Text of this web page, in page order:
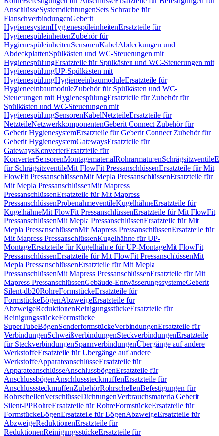
AnschlüsseSystemdichtungenSets Schraube für
FlanschverbindungenGeberit
HygienesystemHygienespüleinheitenErsatzteile für
HygienespüleinheitenZubehör für
HygienespüleinheitenSensorenKabelAbdeckungen und
AbdeckplattenSpülkästen und WC-Steuerungen mit
HygienespülungErsatzteile für Spülkästen und WC-Steuerungen mit
HygienespülungUP-Spülkästen mit
HygienespülungHygieneeinbaumoduleErsatzteile für
HygieneeinbaumoduleZubehör für Spülkästen und WC-
Steuerungen mit HygienespülungErsatzteile für Zubehör für
Spülkästen und WC-Steuerungen mit
HygienespülungSensorenKabelNetzteileErsatzteile für
NetzteileNetzwerkkomponentenGeberit Connect Zubehör für
Geberit HygienesystemErsatzteile für Geberit Connect Zubehör für
Geberit HygienesystemGatewaysErsatzteile für
GatewaysKonverterErsatzteile für
KonverterSensorenMontagematerialRohrarmaturenSchrägsitzventile
für SchrägsitzventileMit FlowFit PressanschlüssenErsatzteile für Mit
FlowFit PressanschlüssenMit Mepla PressanschlüssenErsatzteile für
Mit Mepla PressanschlüssenMit Mapress
PressanschlüssenErsatzteile für Mit Mapress
PressanschlüssenProbenahmeventileKugelhähneErsatzteile für
KugelhähneMit FlowFit PressanschlüssenErsatzteile für Mit FlowFit
PressanschlüssenMit Mepla PressanschlüssenErsatzteile für Mit
Mepla PressanschlüssenMit Mapress PressanschlüssenErsatzteile für
Mit Mapress PressanschlüssenKugelhähne für UP-
MontageErsatzteile für Kugelhähne für UP-MontageMit FlowFit
PressanschlüssenErsatzteile für Mit FlowFit PressanschlüssenMit
Mepla PressanschlüssenErsatzteile für Mit Mepla
PressanschlüssenMit Mapress PressanschlüssenErsatzteile für Mit
Mapress PressanschlüssenGebäude-EntwässerungssystemeGeberit
Silent-db20RohreFormstückeErsatzteile für
FormstückeBögenAbzweigeErsatzteile für
AbzweigeReduktionenReinigungsstückeErsatzteile für
ReinigungsstückeFormstücke
SuperTubeBögenSonderformstückeVerbindungenErsatzteile für
VerbindungenSchweißverbindungenSteckverbindungenErsatzteile
für SteckverbindungenSpannverbindungenÜbergänge auf andere
WerkstoffeErsatzteile für Übergänge auf andere
WerkstoffeApparateanschlüsseErsatzteile für
ApparateanschlüsseAnschlussbögenErsatzteile für
AnschlussbögenAnschlusssteckmuffenErsatzteile für
AnschlusssteckmuffenZubehörRohrschellenBefestigungen für
RohrschellenVerschlüsseDichtungenVerbrauchsmaterialGeberit
Silent-PPRohreErsatzteile für RohreFormstückeErsatzteile für
FormstückeBögenErsatzteile für BögenAbzweigeErsatzteile für
AbzweigeReduktionenErsatzteile für
ReduktionenReinigungsstückeErsatzteile für